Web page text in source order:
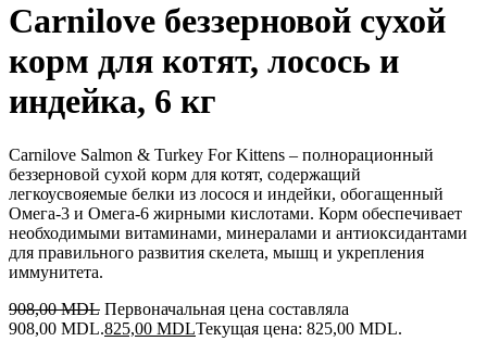
Carnilove беззерновой сухой
корм для котят, лосось и
индейка, 6 кг
Carnilove Salmon & Turkey For Kittens – полнорационный
беззерновой сухой корм для котят, содержащий
легкоусвояемые белки из лосося и индейки, обогащенный
Омега-3 и Омега-6 жирными кислотами. Корм обеспечивает
необходимыми витаминами, минералами и антиоксидантами
для правильного развития скелета, мышц и укрепления
иммунитета.
908,00MDL Первоначальная цена составляла
908,00 MDL.825,00 MDLТекущая цена: 825,00 MDL.